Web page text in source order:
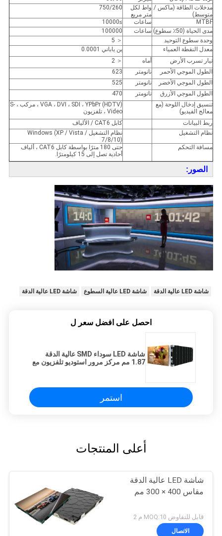
مدخلات الطاقة (ماكس /
متوسط)
واط لكل
متر مربع
750/260
MTBF ساعات
≥10000
مدى الحياة (50٪ سطوع)
ساعات
100000
وحدة سطوع التوحيد
＜ 5
معدل النقطة العمياء
ين ياباني 0.0001
تيار تسرب الأرض
أماه
＜ 2
الطول الموجي الأحمر
نانومتر
623
الطول الموجي الأخضر
نانومتر
525
الطول الموجي الأزرق
نانومتر
470
تنسيق إدخال اللوحة (مع
معالج الفيديو)
VGA ، DVI ، SDI ، YPbPr (HDTV) ، مركب ، S-
Video ، تلفزيون
ربط البيانات
كابل CAT6 / الألياف
نظام التشغيل
نظام التشغيل Windows (XP / Vista /
7/8/10)
مسافة التحكم
حتى 180 مترًا بواسطة كابل CAT6 ، ألياف
أحادية تصل إلى 15 كيلومترًا.
الصور:
شاشة LED عالية الدقة شاشة LED عالية السطوع شاشة LED عالية الدقة
احصل على افضل سعر ل
شاشة LED سوداء SMD عالية الدقة
1.87 مم مركز مرور استوديو تلفزيون مع
استمر
أعلى المنتجات
شاشة LED عالية الدقة
مقاس 400 × 300 مم
قابل للتفاوض MOQ:10 م 2
الاتصال